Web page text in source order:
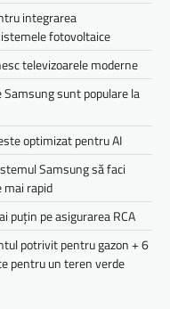
integrarea
fotovoltaice
televizoarele moderne
Samsung sunt populare la
optimizat pentru AI
Samsung să faci
mai rapid
puțin pe asigurarea RCA
potrivit pentru gazon + 6
pentru un teren verde